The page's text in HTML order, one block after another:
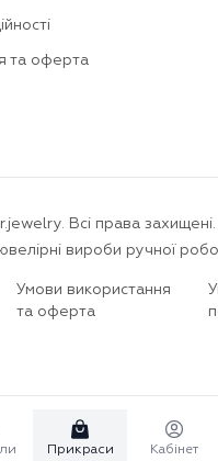
та оферта
Всі права захищені.
ювелірні вироби ручної
Умови використання
та оферта
Прикраси Кабінет